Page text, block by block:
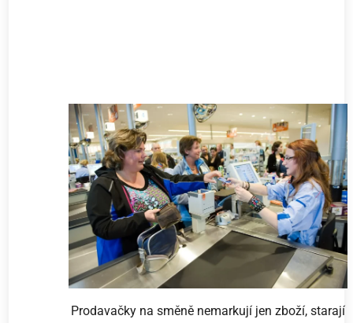
Prodavačky na směně nemarkují jen zboží, starají